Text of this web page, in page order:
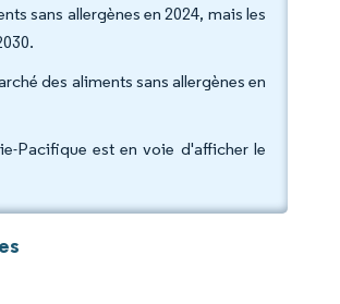
sans allergènes en 2024, mais les
des aliments sans allergènes en
Pacifique est en voie d'afficher le